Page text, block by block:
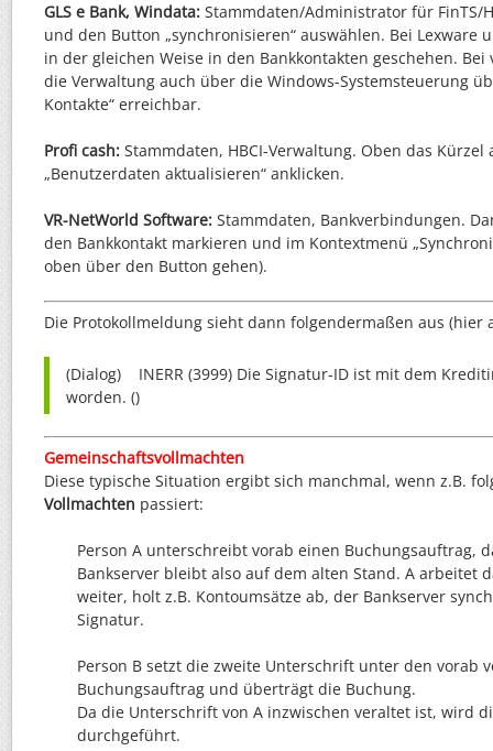
GLS e Bank, Windata: Stammdaten/Administrator für FinTS/
und den Button „synchronisieren“ auswählen. Bei Lexware
in der gleichen Weise in den Bankkontakten geschehen.
die Verwaltung auch über die Windows-Systemsteuerung
Kontakte“ erreichbar.
Profi cash: Stammdaten, HBCI-Verwaltung. Oben das
„Benutzerdaten aktualisieren“ anklicken.
VR-NetWorld Software: Stammdaten, Bankverbindungen.
den Bankkontakt markieren und im Kontextmenü
oben über den Button gehen).
Die Protokollmeldung sieht dann folgendermaßen aus (hier
(Dialog) INERR (3999) Die Signatur-ID ist mit dem
worden. ()
Gemeinschaftsvollmachten
Diese typische Situation ergibt sich manchmal, wenn z.B.
Vollmachten passiert:
Person A unterschreibt vorab einen Buchungsauftrag,
Bankserver bleibt also auf dem alten Stand. A arbeitet
weiter, holt z.B. Kontoumsätze ab, der Bankserver
Signatur.
Person B setzt die zweite Unterschrift unter den vorab
Buchungsauftrag und überträgt die Buchung.
Da die Unterschrift von A inzwischen veraltet ist, wird
durchgeführt.